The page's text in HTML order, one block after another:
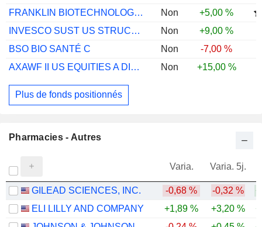
FRANKLIN BIOTECHNOLOGY DISCV A(ACC)USD
Non
+5,00 %
INVESCO SUST US STRUCT EQ A USD ACC
Non
+9,00 %
BSO BIO SANTÉ C
Non
-7,00 %
AXAWF II US EQUITIES A DIS USD
Non +15,00 %
Plus de fonds positionnés
Pharmacies - Autres
Varia. Varia. 5j.
GILEAD SCIENCES, INC. -0,68 % -0,32 %
ELI LILLY AND COMPANY
+1,89 % +3,20 %